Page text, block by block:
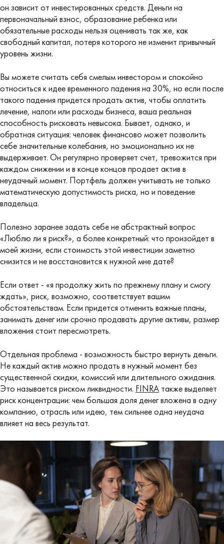
он зависит от инвестированных средств. Деньги на
первоначальный взнос, образование ребенка или
обязательные расходы нельзя оценивать так же, как
свободный капитал, потеря которого не изменит привычный
уровень жизни.
Вы можете считать себя смелым инвестором и спокойно
относиться к идее временного падения на 30%, но если после
такого падения придется продать актив, чтобы оплатить
лечение, налоги или расходы бизнеса, ваша реальная
способность рисковать невысока. Бывает, однако, и
обратная ситуация: человек финансово может позволить
себе значительные колебания, но эмоционально их не
выдерживает. Он регулярно проверяет счет, тревожится при
каждом снижении и в конце концов продает актив в
неудачный момент. Портфель должен учитывать не только
математическую допустимость риска, но и поведение
владельца.
Полезно заранее задать себе не абстрактный вопрос
«Люблю ли я риск?», а более конкретный: что произойдет в
моей жизни, если стоимость этой инвестиции заметно
снизится и не восстановится к нужной мне дате?
Если ответ - «я продолжу жить по прежнему плану и смогу
ждать», риск, возможно, соответствует вашим
обстоятельствам. Если придется отменить важные планы,
занимать денег или срочно продавать другие активы, размер
вложения стоит пересмотреть.
Отдельная проблема - возможность быстро вернуть деньги.
Не каждый актив можно продать в нужный момент без
существенной скидки, комиссий или длительного ожидания.
Это называется риском ликвидности. FINRA также выделяет
риск концентрации: чем большая доля денег вложена в одну
компанию, отрасль или идею, тем сильнее одна неудача
влияет на весь результат.